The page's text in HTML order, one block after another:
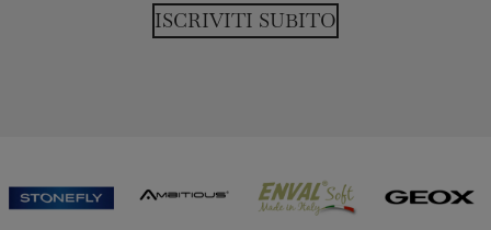
ISCRIVITI SUBITO